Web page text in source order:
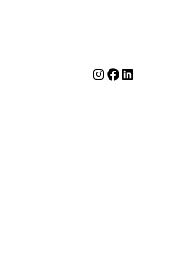
Instagram